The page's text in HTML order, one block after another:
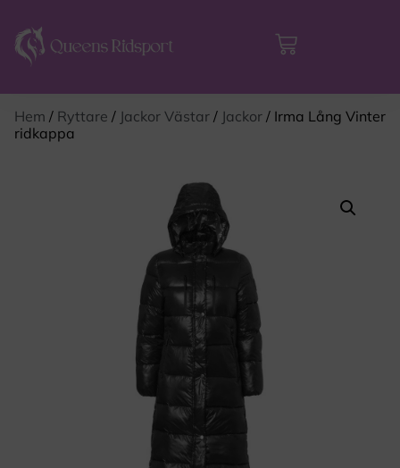
Hem / Ryttare / Jackor Västar / Jackor / Irma Lång Vinter
ridkappa